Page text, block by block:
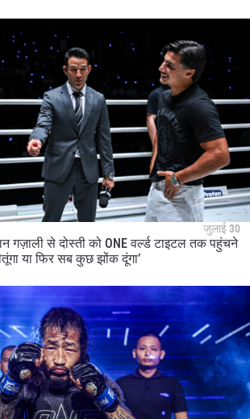
जुलाई 30
गज़ाली से दोस्ती को ONE वर्ल्ड टाइटल तक पहुंचने
या फिर सब कुछ झोंक दूंगा’